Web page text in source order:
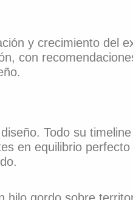
y crecimiento del
con
Todo su
en equilibrio